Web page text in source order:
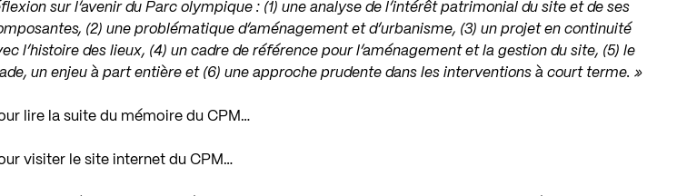
sur l’avenir du Parc olympique : (1) une analyse de l’intérêt patrimonial du site et de ses
(2) une problématique d’aménagement et d’urbanisme, (3) un projet en continuité
l’histoire des lieux, (4) un cadre de référence pour l’aménagement et la gestion du site, (5) le
un enjeu à part entière et (6) une approche prudente dans les interventions à court terme. »
lire la suite du mémoire du CPM…
visiter le site internet du CPM…